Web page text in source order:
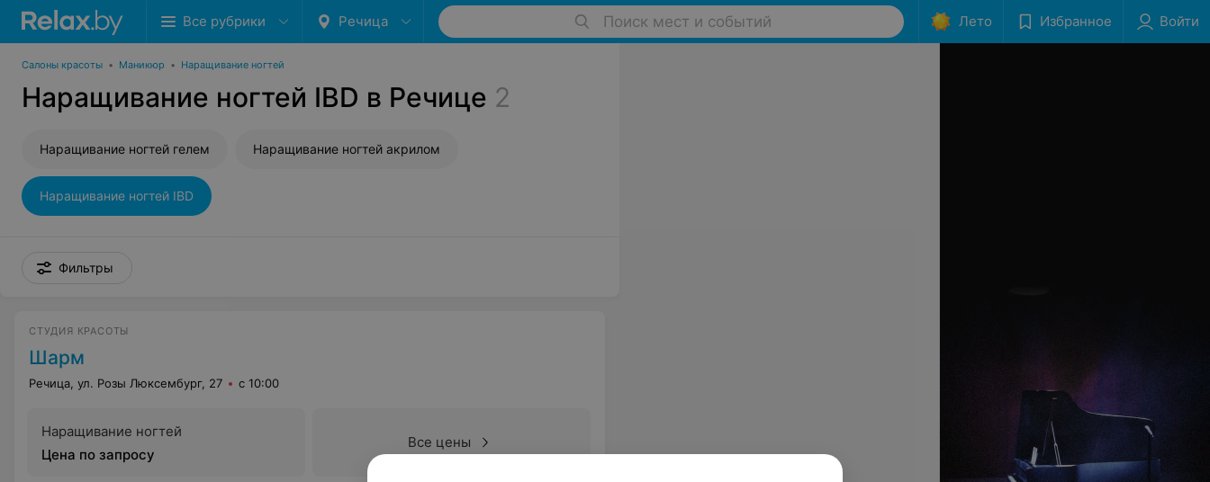
Все рубрики Речица Поиск мест и событий Лето Избранное Войти
Салоны красоты • Маникюр • Наращивание ногтей
Наращивание ногтей IBD в Речице 2
Наращивание ногтей гелем Наращивание ногтей акрилом
Наращивание ногтей IBD
Фильтры
СТУДИЯ КРАСОТЫ
Шарм
Речица, ул. Розы Люксембург, 27 с 10:00
Наращивание ногтей
Цена по запросу
Все цены